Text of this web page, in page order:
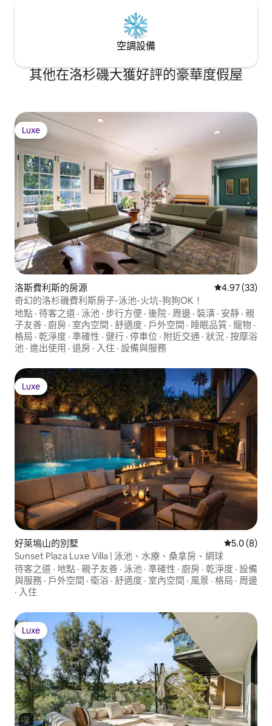
空調設備
其他在洛杉磯大獲好評的豪華度假屋
Luxe
Luxe
洛斯費利斯的房源 從 33 則評價
4.97 (33)
奇幻的洛杉磯費利斯房子-泳池-火坑-狗狗OK！
地點 · 待客之道 · 泳池 · 步行方便 · 後院 · 周邊 · 裝潢 · 安靜 · 親
子友善 · 廚房 · 室內空間 · 舒適度 · 戶外空間 · 睡眠品質 · 寵物 ·
格局 · 乾淨度 · 準確性 · 健行 · 停車位 · 附近交通 · 狀況 · 按摩浴
池 · 進出使用 · 退房 · 入住 · 設備與服務
Luxe
Luxe
好萊塢山的別墅 從 8 則評
5.0 (8)
Sunset Plaza Luxe Villa | 泳池、水療、桑拿房、網球
待客之道 · 地點 · 親子友善 · 泳池 · 準確性 · 廚房 · 乾淨度 · 設備
與服務 · 戶外空間 · 衛浴 · 舒適度 · 室內空間 · 風景 · 格局 · 周邊
· 入住
Luxe
Luxe